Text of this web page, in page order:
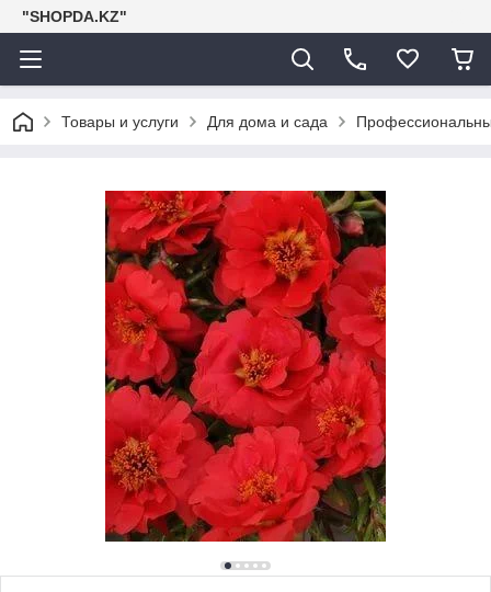
"SHOPDA.KZ"
Товары и услуги Для дома и сада